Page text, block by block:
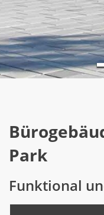
Park
Funktional